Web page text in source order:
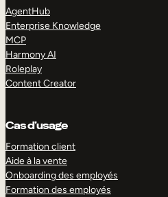
AgentHub
Enterprise Knowledge
MCP
Harmony AI
Roleplay
Content Creator
Cas d’usage
Formation client
Aide à la vente
Onboarding des employés
Formation des employés